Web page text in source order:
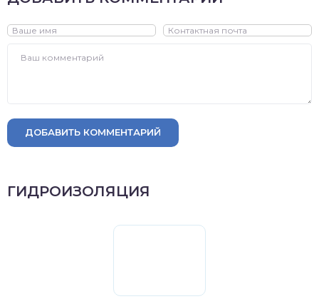
ДОБАВИТЬ КОММЕНТАРИЙ
ГИДРОИЗОЛЯЦИЯ